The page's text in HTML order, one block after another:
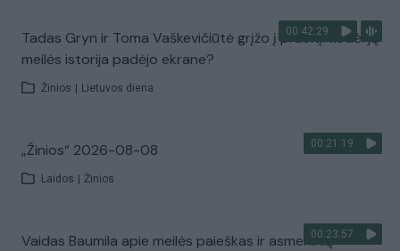
00:42:29
Tadas Gryn ir Toma Vaškevičiūtė grįžo į praeitį: kodėl jų
meilės istorija padėjo ekrane?
Žinios Lietuvos diena
00:21:19
„Žinios“ 2026-08-08
Laidos Žinios
00:23:57
Vaidas Baumila apie meilės paieškas ir asmeninių